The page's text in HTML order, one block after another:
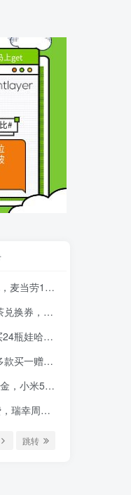
，霸王9万份0.01券等
，小米每天领2-6元等等
劳甜筒，交行立减金等
农行领10元刷卡金等
20，3元吃瑞幸咖啡等
，工行5元立减金等
跳转